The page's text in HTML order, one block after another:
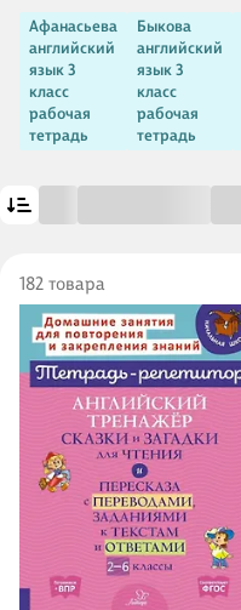
Афанасьева
английский
язык 3
класс
рабочая
тетрадь
Быкова
английский
язык 3
класс
рабочая
тетрадь
182 товара